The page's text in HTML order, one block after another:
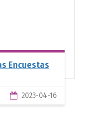
Encuestas
2023-04-16